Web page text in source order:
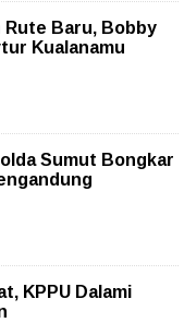
Rute Baru, Bobby
Kualanamu
Sumut Bongkar
KPPU Dalami